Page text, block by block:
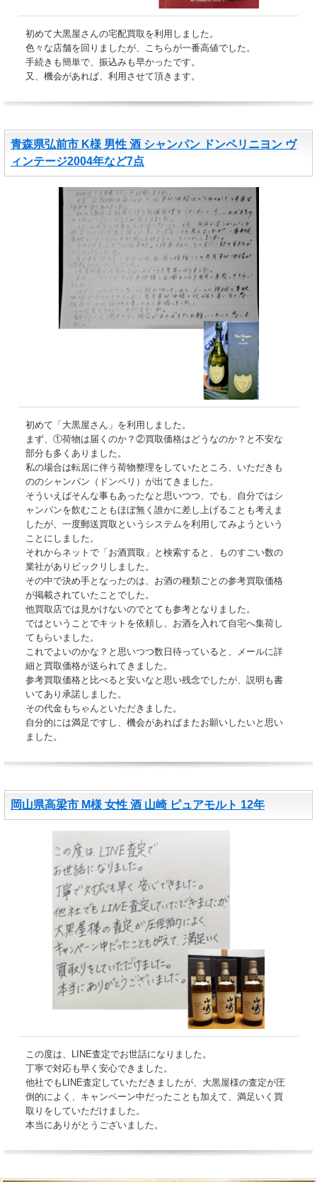
初めて大黒屋さんの宅配買取を利用しました。
色々な店舗を回りましたが、こちらが一番高値でした。
手続きも簡単で、振込みも早かったです。
又、機会があれば、利用させて頂きます。
青森県弘前市 K様 男性 酒 シャンパン ドンペリニヨン ヴ
ィンテージ2004年など7点
初めて「大黒屋さん」を利用しました。
まず、①荷物は届くのか？②買取価格はどうなのか？と不安な
部分も多くありました。
私の場合は転居に伴う荷物整理をしていたところ、いただきも
ののシャンパン（ドンペリ）が出てきました。
そういえばそんな事もあったなと思いつつ、でも、自分ではシ
ャンパンを飲むこともほぼ無く誰かに差し上げることも考えま
したが、一度郵送買取というシステムを利用してみようという
ことにしました。
それからネットで「お酒買取」と検索すると、ものすごい数の
業社がありビックリしました。
その中で決め手となったのは、お酒の種類ごとの参考買取価格
が掲載されていたことでした。
他買取店では見かけないのでとても参考となりました。
ではということでキットを依頼し、お酒を入れて自宅へ集荷し
てもらいました。
これでよいのかな？と思いつつ数日待っていると、メールに詳
細と買取価格が送られてきました。
参考買取価格と比べると安いなと思い残念でしたが、説明も書
いてあり承諾しました。
その代金もちゃんといただきました。
自分的には満足ですし、機会があればまたお願いしたいと思い
ました。
岡山県高梁市 M様 女性 酒 山崎 ピュアモルト 12年
この度は、LINE査定でお世話になりました。
丁寧で対応も早く安心できました。
他社でもLINE査定していただきましたが、大黒屋様の査定が圧
倒的によく、キャンペーン中だったことも加えて、満足いく買
取りをしていただけました。
本当にありがとうございました。